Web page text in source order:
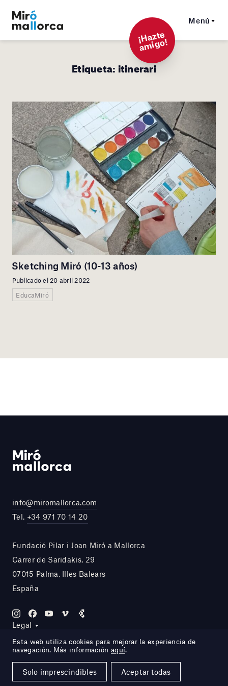
Menú
¡
Hazt
e
a
mi
g
o!
Etiqueta: itinerari
Sketching Miró (10-13 años)
Publicado el 20 abril 2022
EducaMiró
info@miromallorca.com
Tel. +34 971 70 14 20
Fundació Pilar i Joan Miró a Mallorca
Carrer de Saridakis, 29
07015 Palma, Illes Balears
España
Legal
Site by DOMO—A
Esta web utiliza cookies para mejorar la experiencia de
navegación. Más información aquí.
Solo imprescindibles Aceptar todas